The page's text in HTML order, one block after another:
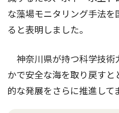
な藻場モニタリング手法
ると表明しました。
神奈川県が持つ科学技術
かで安全な海を取り戻す
的な発展をさらに推進して